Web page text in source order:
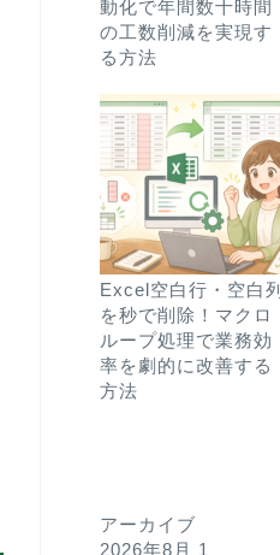
動化で年間数十時間
の工数削減を実現す
る方法
Excel空白行・空白列
を秒で削除！マクロ
ループ処理で業務効
率を劇的に改善する
方法
アーカイブ
2026年8月 1